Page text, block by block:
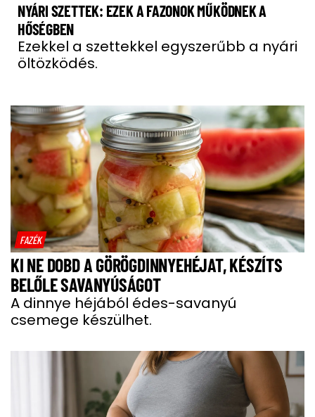
NYÁRI SZETTEK: EZEK A FAZONOK MŰKÖDNEK A
HŐSÉGBEN
Ezekkel a szettekkel egyszerűbb a nyári
öltözködés.
FAZÉK
KI NE DOBD A GÖRÖGDINNYEHÉJAT, KÉSZÍTS
BELŐLE SAVANYÚSÁGOT
A dinnye héjából édes-savanyú
csemege készülhet.